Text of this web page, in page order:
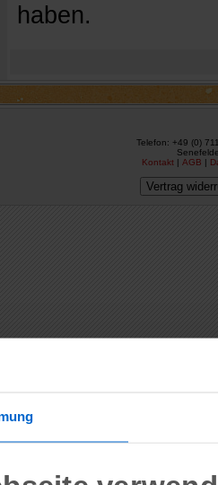
haben.
Telefon: +49 (0)
Kontakt | AGB |
Vertrag